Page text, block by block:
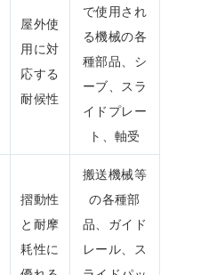
屋外使
用に対
応する
耐候性
で使用され
る機械の各
種部品、シ
ーブ、スラ
イドプレー
ト、軸受
摺動性
と耐摩
耗性に
搬送機械等
の各種部
品、ガイド
レール、ス